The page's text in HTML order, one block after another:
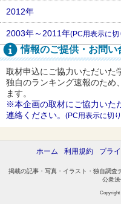
2012年
2003年～2011年(PC用表示に
情報のご提供・お問い
取材申込にご協力いただいた
独自のランキング速報のため
ます。
※本企画の取材にご協力いた
連絡ください。 (PC用表示に切
ホーム 利用規約 プラ
掲載の記事・写真・イラスト・独自調査
公衆送
Copyright